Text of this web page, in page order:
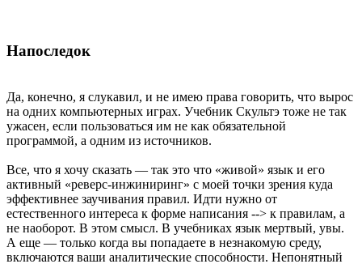
Напоследок
Да, конечно, я слукавил, и не имею права говорить, что вырос
на одних компьютерных играх. Учебник Скультэ тоже не так
ужасен, если пользоваться им не как обязательной
программой, а одним из источников.
Все, что я хочу сказать — так это что «живой» язык и его
активный «реверс-инжиниринг» с моей точки зрения куда
эффективнее заучивания правил. Идти нужно от
естественного интереса к форме написания --> к правилам, а
не наоборот. В этом смысл. В учебниках язык мертвый, увы.
А еще — только когда вы попадаете в незнакомую среду,
включаются ваши аналитические способности. Непонятный